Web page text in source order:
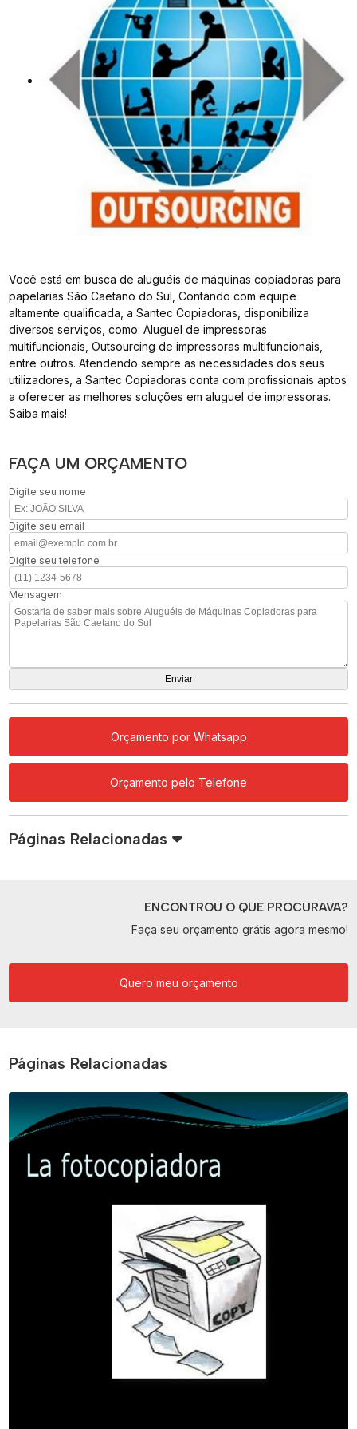
Você está em busca de aluguéis de máquinas copiadoras para
papelarias São Caetano do Sul, Contando com equipe
altamente qualificada, a Santec Copiadoras, disponibiliza
diversos serviços, como: Aluguel de impressoras
multifuncionais, Outsourcing de impressoras multifuncionais,
entre outros. Atendendo sempre as necessidades dos seus
utilizadores, a Santec Copiadoras conta com profissionais aptos
a oferecer as melhores soluções em aluguel de impressoras.
Saiba mais!
FAÇA UM ORÇAMENTO
Digite seu nome
Digite seu email
Digite seu telefone
Mensagem
Orçamento por Whatsapp
Orçamento pelo Telefone
Páginas Relacionadas
ENCONTROU O QUE PROCURAVA?
Faça seu orçamento grátis agora mesmo!
Quero meu orçamento
Páginas Relacionadas